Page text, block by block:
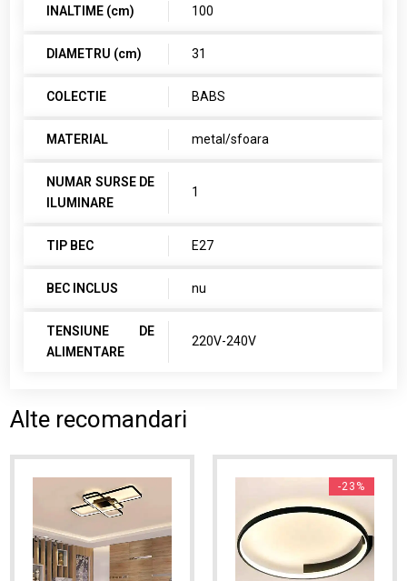
INALTIME (cm) 100
DIAMETRU (cm) 31
COLECTIE BABS
MATERIAL metal/sfoara
NUMAR SURSE DE
ILUMINARE
1
TIP BEC E27
BEC INCLUS nu
TENSIUNE DE
ALIMENTARE
220V-240V
Alte recomandari
-23%